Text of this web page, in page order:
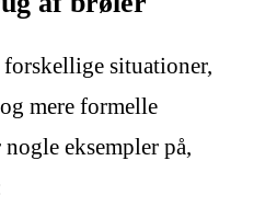
situationer,
mere formelle
eksempler på,